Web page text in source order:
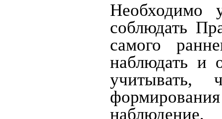
Необходимо
соблюдать
самого
наблюдать и
учитывать,
наблюдение,